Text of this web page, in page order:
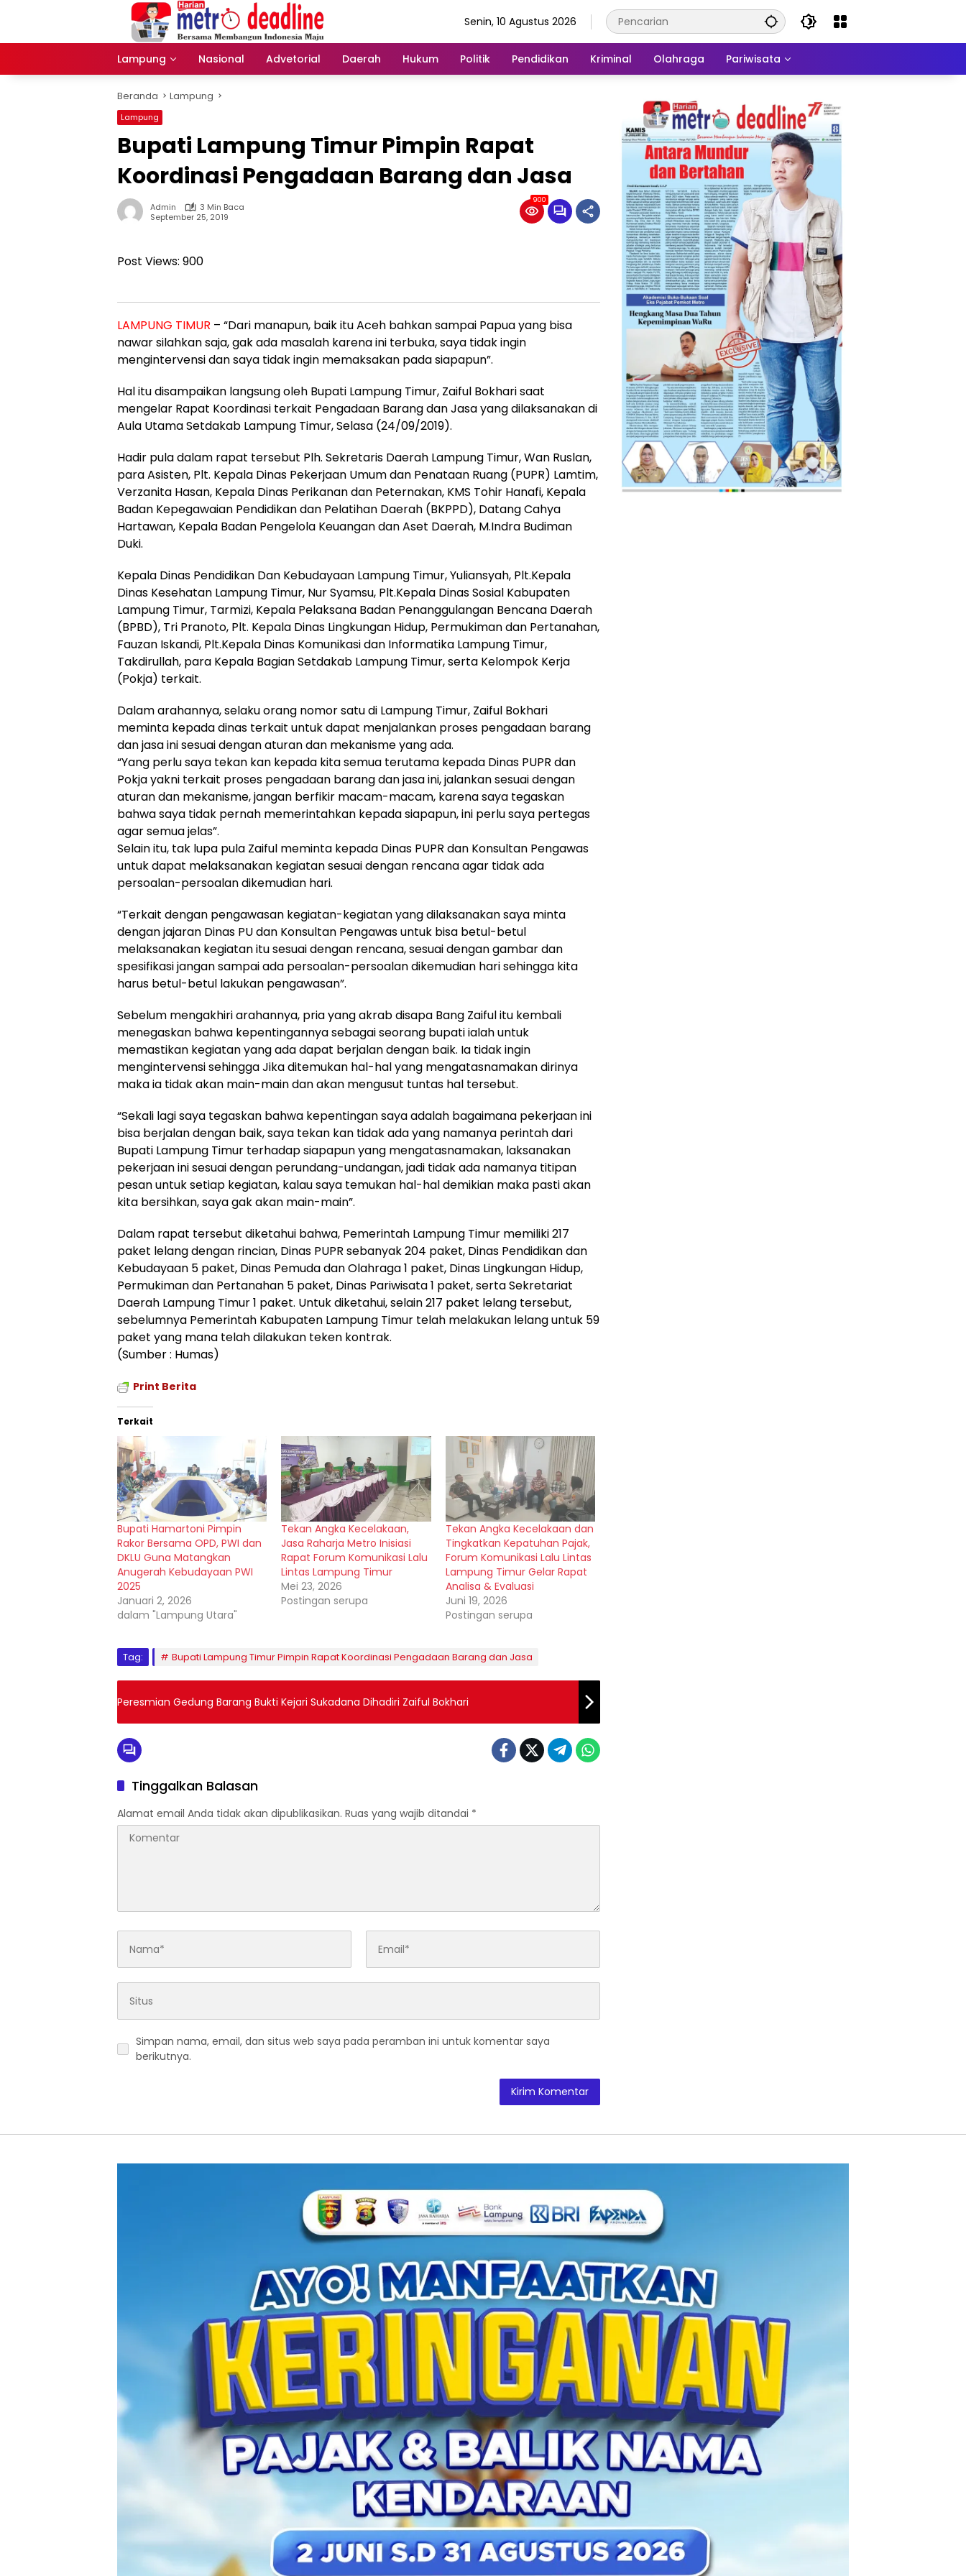
Senin, 10 Agustus 2026
Lampung Nasional Advetorial Daerah Hukum Politik Pendidikan Kriminal Olahraga Pariwisata
Beranda Lampung
Lampung
Bupati Lampung Timur Pimpin Rapat
Koordinasi Pengadaan Barang dan Jasa
Admin
3 Min Baca
September 25, 2019
900
Post Views: 900
LAMPUNG TIMUR – “Dari manapun, baik itu Aceh bahkan sampai Papua yang bisa
nawar silahkan saja, gak ada masalah karena ini terbuka, saya tidak ingin
mengintervensi dan saya tidak ingin memaksakan pada siapapun”.
Hal itu disampaikan langsung oleh Bupati Lampung Timur, Zaiful Bokhari saat
mengelar Rapat Koordinasi terkait Pengadaan Barang dan Jasa yang dilaksanakan di
Aula Utama Setdakab Lampung Timur, Selasa (24/09/2019).
Hadir pula dalam rapat tersebut Plh. Sekretaris Daerah Lampung Timur, Wan Ruslan,
para Asisten, Plt. Kepala Dinas Pekerjaan Umum dan Penataan Ruang (PUPR) Lamtim,
Verzanita Hasan, Kepala Dinas Perikanan dan Peternakan, KMS Tohir Hanafi, Kepala
Badan Kepegawaian Pendidikan dan Pelatihan Daerah (BKPPD), Datang Cahya
Hartawan, Kepala Badan Pengelola Keuangan dan Aset Daerah, M.Indra Budiman
Duki.
Kepala Dinas Pendidikan Dan Kebudayaan Lampung Timur, Yuliansyah, Plt.Kepala
Dinas Kesehatan Lampung Timur, Nur Syamsu, Plt.Kepala Dinas Sosial Kabupaten
Lampung Timur, Tarmizi, Kepala Pelaksana Badan Penanggulangan Bencana Daerah
(BPBD), Tri Pranoto, Plt. Kepala Dinas Lingkungan Hidup, Permukiman dan Pertanahan,
Fauzan Iskandi, Plt.Kepala Dinas Komunikasi dan Informatika Lampung Timur,
Takdirullah, para Kepala Bagian Setdakab Lampung Timur, serta Kelompok Kerja
(Pokja) terkait.
Dalam arahannya, selaku orang nomor satu di Lampung Timur, Zaiful Bokhari
meminta kepada dinas terkait untuk dapat menjalankan proses pengadaan barang
dan jasa ini sesuai dengan aturan dan mekanisme yang ada.
“Yang perlu saya tekan kan kepada kita semua terutama kepada Dinas PUPR dan
Pokja yakni terkait proses pengadaan barang dan jasa ini, jalankan sesuai dengan
aturan dan mekanisme, jangan berfikir macam-macam, karena saya tegaskan
bahwa saya tidak pernah memerintahkan kepada siapapun, ini perlu saya pertegas
agar semua jelas”.
Selain itu, tak lupa pula Zaiful meminta kepada Dinas PUPR dan Konsultan Pengawas
untuk dapat melaksanakan kegiatan sesuai dengan rencana agar tidak ada
persoalan-persoalan dikemudian hari.
“Terkait dengan pengawasan kegiatan-kegiatan yang dilaksanakan saya minta
dengan jajaran Dinas PU dan Konsultan Pengawas untuk bisa betul-betul
melaksanakan kegiatan itu sesuai dengan rencana, sesuai dengan gambar dan
spesifikasi jangan sampai ada persoalan-persoalan dikemudian hari sehingga kita
harus betul-betul lakukan pengawasan”.
Sebelum mengakhiri arahannya, pria yang akrab disapa Bang Zaiful itu kembali
menegaskan bahwa kepentingannya sebagai seorang bupati ialah untuk
memastikan kegiatan yang ada dapat berjalan dengan baik. Ia tidak ingin
mengintervensi sehingga Jika ditemukan hal-hal yang mengatasnamakan dirinya
maka ia tidak akan main-main dan akan mengusut tuntas hal tersebut.
“Sekali lagi saya tegaskan bahwa kepentingan saya adalah bagaimana pekerjaan ini
bisa berjalan dengan baik, saya tekan kan tidak ada yang namanya perintah dari
Bupati Lampung Timur terhadap siapapun yang mengatasnamakan, laksanakan
pekerjaan ini sesuai dengan perundang-undangan, jadi tidak ada namanya titipan
pesan untuk setiap kegiatan, kalau saya temukan hal-hal demikian maka pasti akan
kita bersihkan, saya gak akan main-main”.
Dalam rapat tersebut diketahui bahwa, Pemerintah Lampung Timur memiliki 217
paket lelang dengan rincian, Dinas PUPR sebanyak 204 paket, Dinas Pendidikan dan
Kebudayaan 5 paket, Dinas Pemuda dan Olahraga 1 paket, Dinas Lingkungan Hidup,
Permukiman dan Pertanahan 5 paket, Dinas Pariwisata 1 paket, serta Sekretariat
Daerah Lampung Timur 1 paket. Untuk diketahui, selain 217 paket lelang tersebut,
sebelumnya Pemerintah Kabupaten Lampung Timur telah melakukan lelang untuk 59
paket yang mana telah dilakukan teken kontrak.
(Sumber : Humas)
Print Berita
Terkait
Bupati Hamartoni Pimpin
Rakor Bersama OPD, PWI dan
DKLU Guna Matangkan
Anugerah Kebudayaan PWI
2025
Januari 2, 2026
dalam "Lampung Utara"
Tekan Angka Kecelakaan,
Jasa Raharja Metro Inisiasi
Rapat Forum Komunikasi Lalu
Lintas Lampung Timur
Mei 23, 2026
Postingan serupa
Tekan Angka Kecelakaan dan
Tingkatkan Kepatuhan Pajak,
Forum Komunikasi Lalu Lintas
Lampung Timur Gelar Rapat
Analisa & Evaluasi
Juni 19, 2026
Postingan serupa
Tag: Bupati Lampung Timur Pimpin Rapat Koordinasi Pengadaan Barang dan Jasa
Peresmian Gedung Barang Bukti Kejari Sukadana Dihadiri Zaiful Bokhari
Tinggalkan Balasan
Alamat email Anda tidak akan dipublikasikan. Ruas yang wajib ditandai *
Simpan nama, email, dan situs web saya pada peramban ini untuk komentar saya
berikutnya.